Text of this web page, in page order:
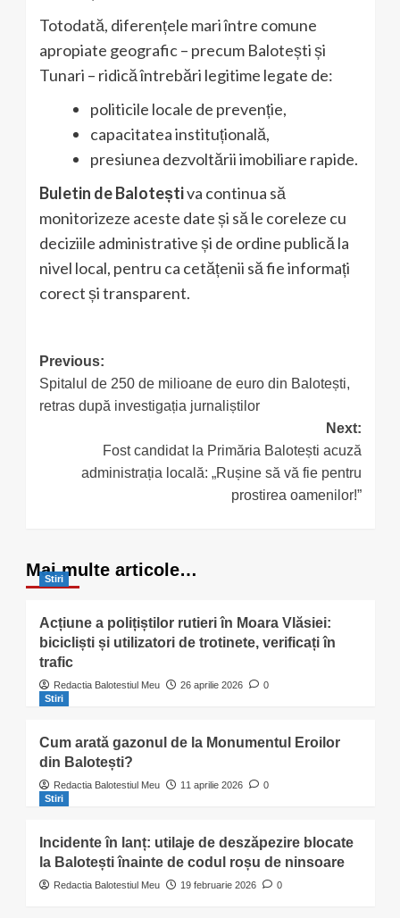
Totodată, diferențele mari între comune
apropiate geografic – precum Balotești și
Tunari – ridică întrebări legitime legate de:
politicile locale de prevenție,
capacitatea instituțională,
presiunea dezvoltării imobiliare rapide.
Buletin de Baloteștiva continua să
monitorizeze aceste date și să le coreleze cu
deciziile administrative și de ordine publică la
nivel local, pentru ca cetățenii să fie informați
corect și transparent.
Post
navigation
Previous:
Spitalul de 250 de milioane de euro din Balotești,
retras după investigația jurnaliștilor
Next:
Fost candidat la Primăria Balotești acuză
administrația locală: „Rușine să vă fie pentru
prostirea oamenilor!”
Mai multe articole…
Stiri
Acțiune a polițiștilor rutieri în Moara Vlăsiei:
bicicliști și utilizatori de trotinete, verificați în
trafic
Redactia Balotestiul Meu 26 aprilie 2026
0
Stiri
Cum arată gazonul de la Monumentul Eroilor
din Balotești?
Redactia Balotestiul Meu 11 aprilie 2026
0
Stiri
Incidente în lanț: utilaje de deszăpezire blocate
la Balotești înainte de codul roșu de ninsoare
Redactia Balotestiul Meu 19 februarie 2026 0